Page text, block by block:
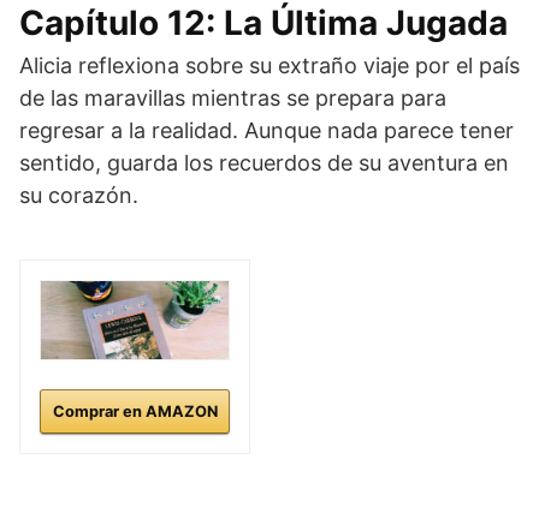
Capítulo 12: La Última Jugada
Alicia reflexiona sobre su extraño viaje por el país
de las maravillas mientras se prepara para
regresar a la realidad. Aunque nada parece tener
sentido, guarda los recuerdos de su aventura en
su corazón.
Comprar en AMAZON